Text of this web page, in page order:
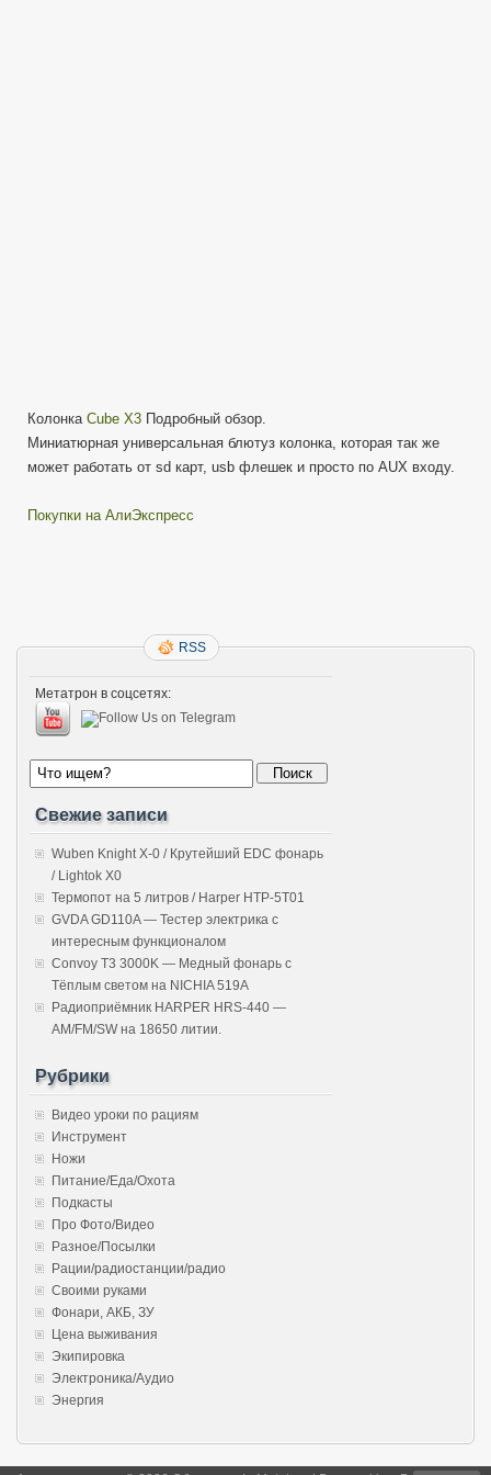
Колонка Cube X3 Подробный обзор.
Миниатюрная универсальная блютуз колонка, которая так же
может работать от sd карт, usb флешек и просто по AUX входу.
Покупки на АлиЭкспресс
RSS
Метатрон в соцсетях:
Свежие записи
Wuben Knight X-0 / Крутейший EDC фонарь
/ Lightok X0
Термопот на 5 литров / Harper HTP-5T01
GVDA GD110A — Тестер электрика с
интересным функционалом
Convoy T3 3000K — Медный фонарь с
Тёплым светом на NICHIA 519A
Радиоприёмник HARPER HRS-440 —
AM/FM/SW на 18650 литии.
Рубрики
Видео уроки по рациям
Инструмент
Ножи
Питание/Еда/Охота
Подкасты
Про Фото/Видео
Разное/Посылки
Рации/радиостанции/радио
Своими руками
Фонари, АКБ, ЗУ
Цена выживания
Экипировка
Электроника/Аудио
Энергия